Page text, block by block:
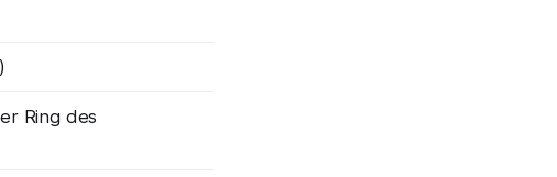
Ring des